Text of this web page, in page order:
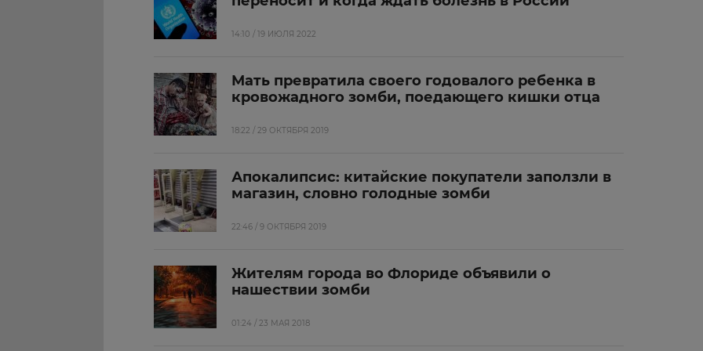
14:10 / 19 ИЮЛЯ 2022
Мать превратила своего годовалого ребенка в
кровожадного зомби, поедающего кишки отца
18:22 / 29 ОКТЯБРЯ 2019
Апокалипсис: китайские покупатели заползли в
магазин, словно голодные зомби
22:46 / 9 ОКТЯБРЯ 2019
Жителям города во Флориде объявили о
нашествии зомби
01:24 / 23 МАЯ 2018